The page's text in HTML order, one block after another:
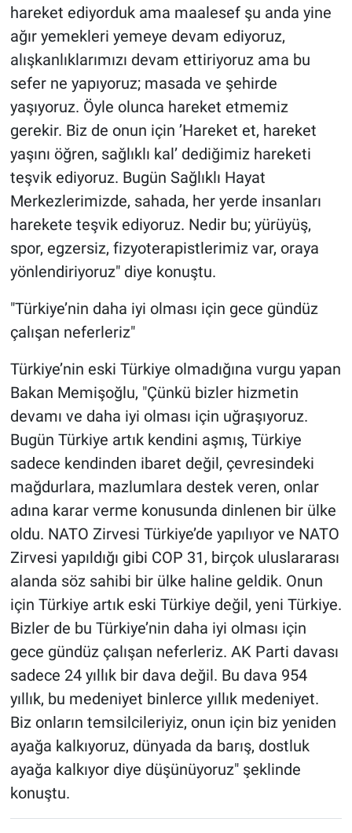
hareket ediyorduk ama maalesef şu anda yine
ağır yemekleri yemeye devam ediyoruz,
alışkanlıklarımızı devam ettiriyoruz ama bu
sefer ne yapıyoruz; masada ve şehirde
yaşıyoruz. Öyle olunca hareket etmemiz
gerekir. Biz de onun için ’Hareket et, hareket
yaşını öğren, sağlıklı kal’ dediğimiz hareketi
teşvik ediyoruz. Bugün Sağlıklı Hayat
Merkezlerimizde, sahada, her yerde insanları
harekete teşvik ediyoruz. Nedir bu; yürüyüş,
spor, egzersiz, fizyoterapistlerimiz var, oraya
yönlendiriyoruz" diye konuştu.
"Türkiye’nin daha iyi olması için gece gündüz
çalışan neferleriz"
Türkiye’nin eski Türkiye olmadığına vurgu yapan
Bakan Memişoğlu, "Çünkü bizler hizmetin
devamı ve daha iyi olması için uğraşıyoruz.
Bugün Türkiye artık kendini aşmış, Türkiye
sadece kendinden ibaret değil, çevresindeki
mağdurlara, mazlumlara destek veren, onlar
adına karar verme konusunda dinlenen bir ülke
oldu. NATO Zirvesi Türkiye’de yapılıyor ve NATO
Zirvesi yapıldığı gibi COP 31, birçok uluslararası
alanda söz sahibi bir ülke haline geldik. Onun
için Türkiye artık eski Türkiye değil, yeni Türkiye.
Bizler de bu Türkiye’nin daha iyi olması için
gece gündüz çalışan neferleriz. AK Parti davası
sadece 24 yıllık bir dava değil. Bu dava 954
yıllık, bu medeniyet binlerce yıllık medeniyet.
Biz onların temsilcileriyiz, onun için biz yeniden
ayağa kalkıyoruz, dünyada da barış, dostluk
ayağa kalkıyor diye düşünüyoruz" şeklinde
konuştu.